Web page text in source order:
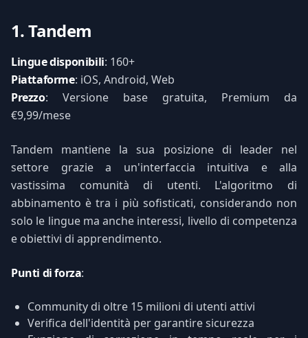
1. Tandem
Lingue disponibili: 160+
Piattaforme: iOS, Android, Web
Prezzo: Versione base gratuita, Premium da
€9,99/mese
Tandem mantiene la sua posizione di leader nel
settore grazie a un'interfaccia intuitiva e alla
vastissima comunità di utenti. L'algoritmo di
abbinamento è tra i più sofisticati, considerando non
solo le lingue ma anche interessi, livello di competenza
e obiettivi di apprendimento.
Punti di forza:
Community di oltre 15 milioni di utenti attivi
Verifica dell'identità per garantire sicurezza